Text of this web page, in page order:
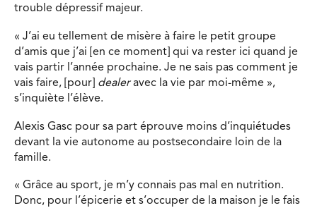
trouble dépressif majeur.
« J’ai eu tellement de misère à faire le petit groupe
d’amis que j’ai [en ce moment] qui va rester ici quand je
vais partir l’année prochaine. Je ne sais pas comment je
vais faire, [pour] dealeravec la vie par moi-même »,
s’inquiète l’élève.
Alexis Gasc pour sa part éprouve moins d’inquiétudes
devant la vie autonome au postsecondaire loin de la
famille.
« Grâce au sport, je m’y connais pas mal en nutrition.
Donc, pour l’épicerie et s’occuper de la maison je le fais